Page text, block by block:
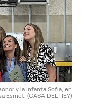
y la Infanta Sofía, en
Esmet. (CASA DEL REY)